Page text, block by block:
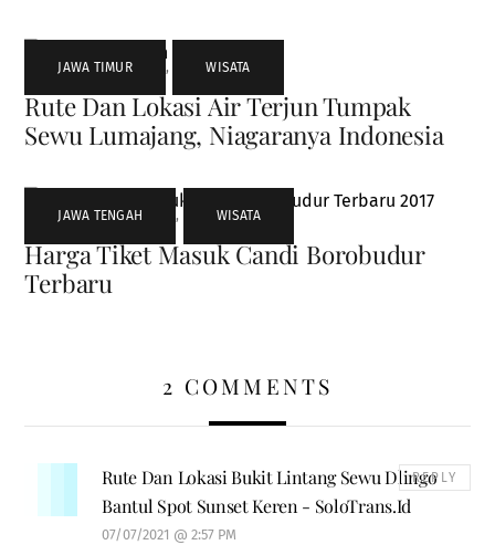
JAWA TIMUR , WISATA
Rute Dan Lokasi Air Terjun Tumpak
Sewu Lumajang, Niagaranya Indonesia
JAWA TENGAH , WISATA
Harga Tiket Masuk Candi Borobudur
Terbaru
2 COMMENTS
Rute Dan Lokasi Bukit Lintang Sewu Dlingo
Bantul Spot Sunset Keren - SoloTrans.Id
07/07/2021 @ 2:57 PM
REPLY